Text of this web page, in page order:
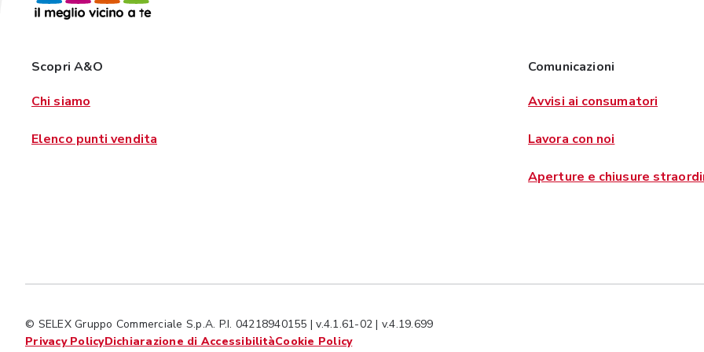
Scopri A&O
Chi siamo
Elenco punti vendita
Comunicazioni
Avvisi ai consumatori
Lavora con noi
Aperture e chiusure
© SELEX Gruppo Commerciale S.p.A. P.I. 04218940155 | v.4.1.61-02 | v.4.19.699
Privacy PolicyDichiarazione di AccessibilitàCookie Policy